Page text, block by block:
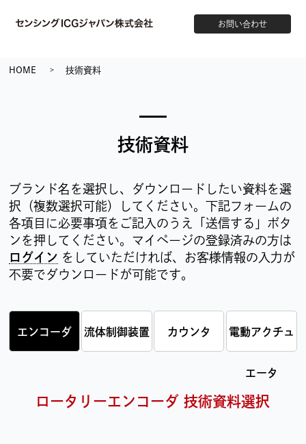
お問い合わせ
HOME 技術資料
技術資料
ブランド名を選択し、ダウンロードしたい資料を選
択（複数選択可能）してください。下記フォームの
各項目に必要事項をご記入のうえ「送信する」ボタ
ンを押してください。マイページの登録済みの方は
ログイン をしていただければ、お客様情報の入力が
不要でダウンロードが可能です。
エンコーダ 流体制御装置 カウンタ 電動アクチュ
エータ
ロータリーエンコーダ 技術資料選択